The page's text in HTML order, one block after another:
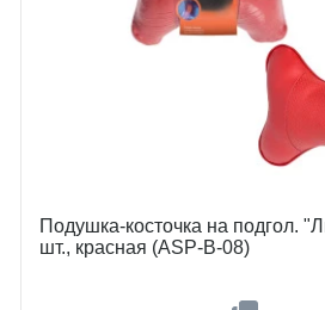
Подушка-косточка на подгол.
шт., красная (ASP-B-08)